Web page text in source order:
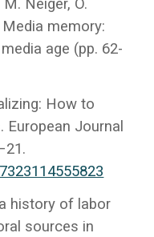
Neiger, O.
memory:
age (pp. 62-
How to
Journal
history of labor
sources in